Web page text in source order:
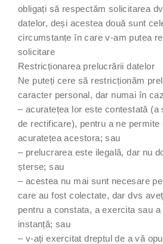
obligați să respectăm solicitarea
datelor, deși acestea două sunt
circumstanțe în care v-am putea
solicitare
Restricționarea prelucrării datelor
Ne puteți cere să restricționăm
caracter personal, dar numai în
– acuratețea lor este contestată (a
de rectificare), pentru a ne permite
acuratețea acestora; sau
– prelucrarea este ilegală, dar nu
șterse; sau
– acestea nu mai sunt necesare
care au fost colectate, dar dvs
pentru a constata, a exercita sau
instanță; sau
– v-ați exercitat dreptul de a vă